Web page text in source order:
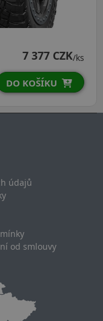
7 377 CZK/ks
DO KOŠÍKU
údajů
od smlouvy